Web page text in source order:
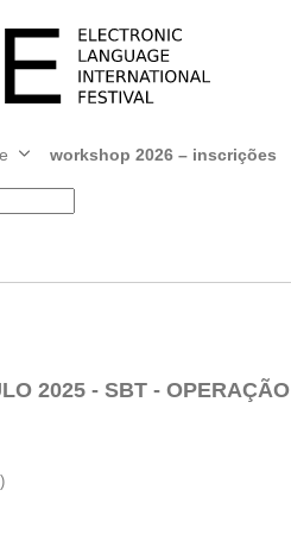
Abrir
menu
workshop 2026 – inscrições
2025 - SBT - OPERAÇÃO